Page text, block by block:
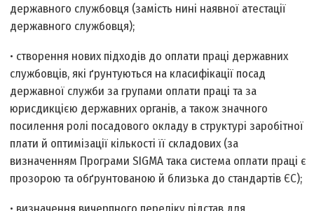
державного службовця (замість нині наявної атестації
державного службовця);
• створення нових підходів до оплати праці державних
службовців, які ґрунтуються на класифікації посад
державної служби за групами оплати праці та за
юрисдикцією державних органів, а також значного
посилення ролі посадового окладу в структурі заробітної
плати й оптимізації кількості її складових (за
визначенням Програми SIGMA така система оплати праці є
прозорою та обґрунтованою й близька до стандартів ЄС);